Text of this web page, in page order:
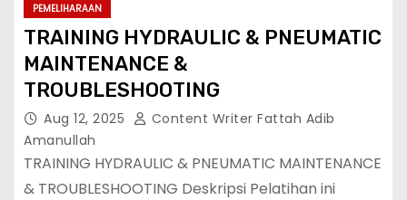
PEMELIHARAAN
TRAINING HYDRAULIC & PNEUMATIC
MAINTENANCE &
TROUBLESHOOTING
Aug 12, 2025
Content Writer Fattah Adib
Amanullah
TRAINING HYDRAULIC & PNEUMATIC MAINTENANCE
& TROUBLESHOOTING Deskripsi Pelatihan ini